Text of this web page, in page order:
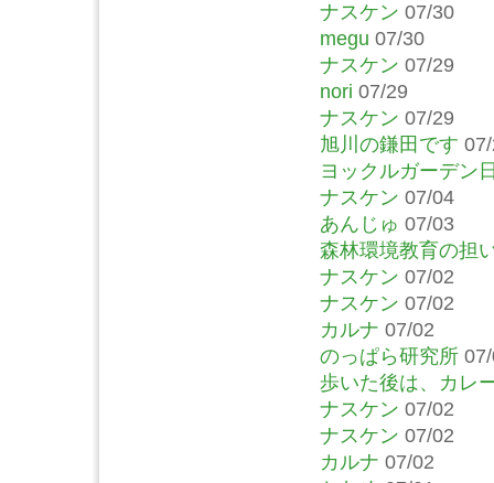
ナスケン 07/30
megu 07/30
ナスケン 07/29
nori 07/29
ナスケン 07/29
旭川の鎌田です
ヨックルガーデン
ナスケン 07/04
あんじゅ 07/03
森林環境教育の担
ナスケン 07/02
ナスケン 07/02
カルナ 07/02
のっぱら研究所
歩いた後は、カレ
ナスケン 07/02
ナスケン 07/02
カルナ 07/02